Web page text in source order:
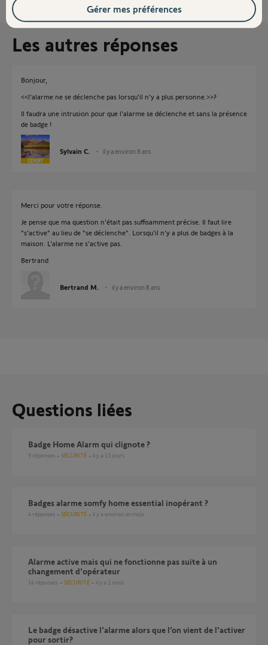
des internautes ont trouvé cette réponse utile
Les autres réponses
Bonjour,
<<l'alarme ne se déclenche pas lorsqu'il n'y a plus personne.>>?
Il faudra une intrusion pour que l'alarme se déclenche et sans la présence
de badge !
Sylvain C. il y a environ 8 ans
Merci pour votre réponse.
Je pense que ma question n'était pas suffisamment précise. Il faut lire
"s'active" au lieu de "se déclenche". Lorsqu'il n'y a plus de badges à la
maison. L'alarme ne s'active pas.
Bertrand
Bertrand M. il y a environ 8 ans
Questions liées
Badge Home Alarm qui clignote ?
9 réponses SÉCURITÉ il y a 13 jours
Badges alarme somfy home essential inopérant ?
4 réponses SÉCURITÉ il y a environ un mois
Alarme active mais qui ne fonctionne pas suite à un
changement d'opérateur
14 réponses SÉCURITÉ il y a 2 mois
Le badge désactive l’alarme alors que l’on vient de l’activer
pour sortir?
Gérer mes préférences